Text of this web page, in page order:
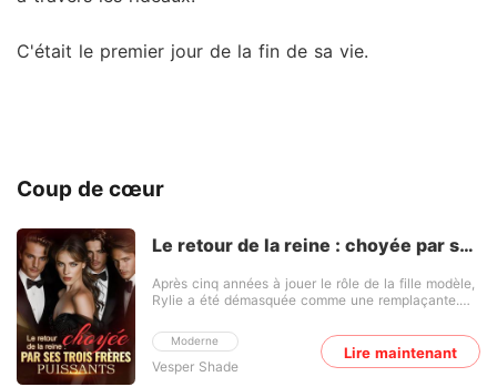
C'était le premier jour de la fin de sa vie.
Coup de cœur
Le retour de la reine : choyée par ses
Moderne
Vesper Shade
Après cinq années à jouer le rôle de la fille modèle,
Rylie a été démasquée comme une remplaçante.
ses frères adoptifs l'ont poussée dehors, lui disant
de retourner en rampant vers sa vraie famille.
Lassée de l'humiliation, elle s'est juré de récupérer
Lire maintenant